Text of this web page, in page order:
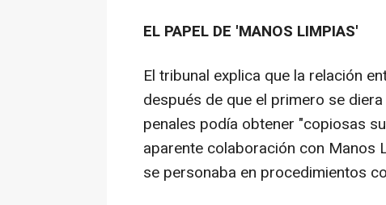
EL PAPEL DE 'MANOS LIMPIAS'
El tribunal explica que la relación
después de que el primero se
penales podía obtener "copiosas
aparente colaboración con Manos
se personaba en procedimientos